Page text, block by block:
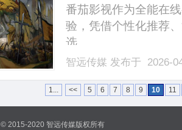
番茄影视作为全能在
验，凭借个性化推荐
选。......
智远传媒 发布于 2026-
1... << 5 6 7 8 9 10 11
© 2015-2020 智远传媒版权所有